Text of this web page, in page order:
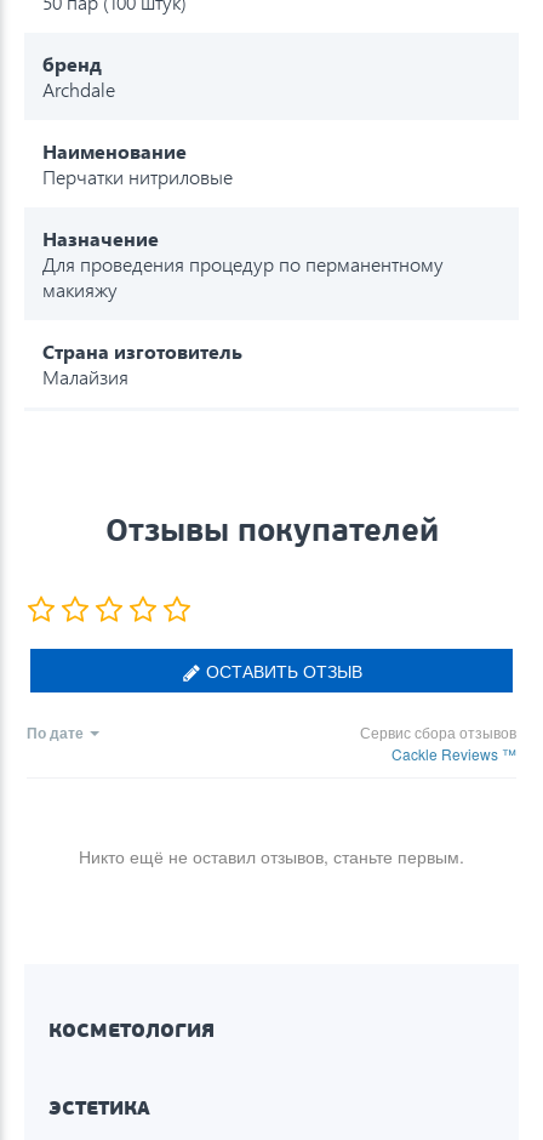
бренд
Archdale
Наименование
Перчатки нитриловые
Назначение
Для проведения процедур по перманентному
макияжу
Страна изготовитель
Малайзия
Отзывы покупателей
ОСТАВИТЬ ОТЗЫВ
По дате
Сервис сбора отзывов
Cackle Reviews ™
Никто ещё не оставил отзывов, станьте первым.
КОСМЕТОЛОГИЯ
ЭСТЕТИКА